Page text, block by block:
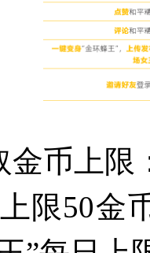
金币上限
限50金